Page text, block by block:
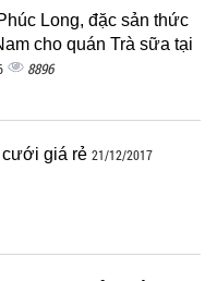
Long, đặc sản thức
cho quán Trà sữa tại
8896
cưới giá rẻ 21/12/2017